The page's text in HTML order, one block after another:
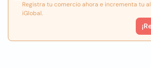
Registra tu comercio ahora e incrementa tu
iGlobal.